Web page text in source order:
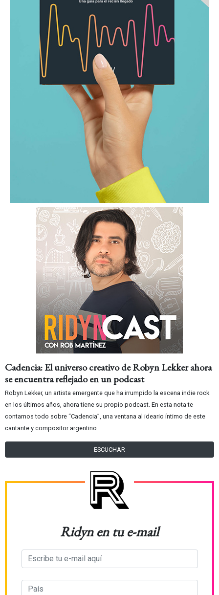
Cadencia: El universo creativo de Robyn Lekker ahora
se encuentra reflejado en un podcast
Robyn Lekker, un artista emergente que ha irrumpido la escena indie rock
en los últimos años, ahora tiene su propio podcast. En esta nota te
contamos todo sobre “Cadencia”, una ventana al ideario íntimo de este
cantante y compositor argentino.
ESCUCHAR
Ridyn en tu e-mail